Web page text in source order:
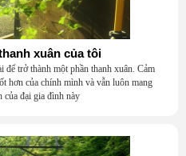
xuân của tôi
trở thành một phần thanh xuân. Cảm
hơn của chính mình và vẫn luôn mang
của đại gia đình này